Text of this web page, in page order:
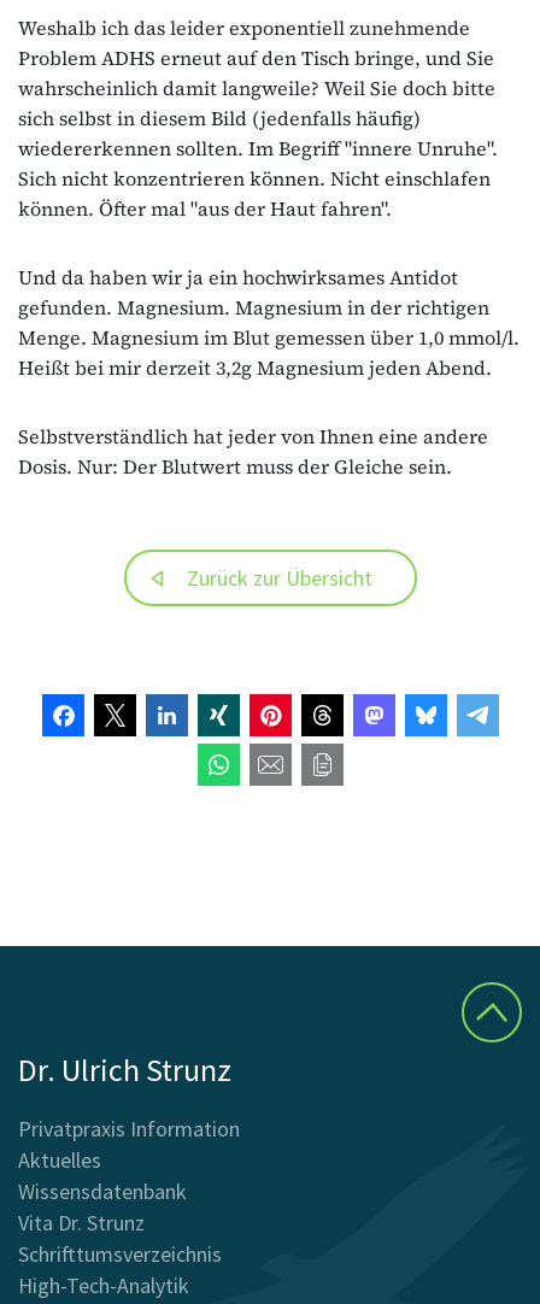
Weshalb ich das leider exponentiell zunehmende
Problem ADHS erneut auf den Tisch bringe, und Sie
wahrscheinlich damit langweile? Weil Sie doch bitte
sich selbst in diesem Bild (jedenfalls häufig)
wiedererkennen sollten. Im Begriff "innere Unruhe".
Sich nicht konzentrieren können. Nicht einschlafen
können. Öfter mal "aus der Haut fahren".
Und da haben wir ja ein hochwirksames Antidot
gefunden. Magnesium. Magnesium in der richtigen
Menge. Magnesium im Blut gemessen über 1,0 mmol/l.
Heißt bei mir derzeit 3,2g Magnesium jeden Abend.
Selbstverständlich hat jeder von Ihnen eine andere
Dosis. Nur: Der Blutwert muss der Gleiche sein.
Zurück zur Übersicht
Dr. Ulrich Strunz
Privatpraxis Information
Aktuelles
Wissensdatenbank
Vita Dr. Strunz
Schrifttumsverzeichnis
High-Tech-Analytik